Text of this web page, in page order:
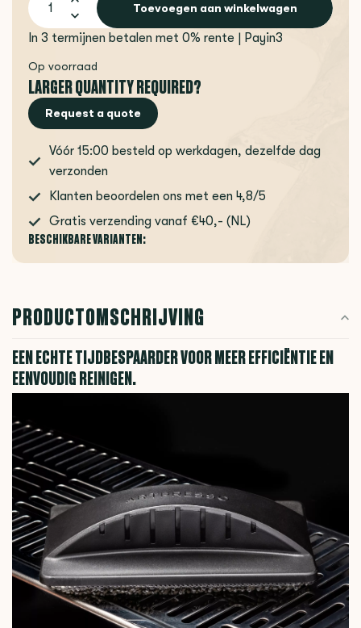
Toevoegen aan winkelwagen
In 3 termijnen betalen met 0% rente | Payin3
Op voorraad
LARGER QUANTITY REQUIRED?
Request a quote
Vóór 15:00 besteld op werkdagen, dezelfde dag
verzonden
Klanten beoordelen ons met een 4,8/5
Gratis verzending vanaf €40,- (NL)
BESCHIKBARE VARIANTEN:
PRODUCTOMSCHRIJVING
EEN ECHTE TIJDBESPAARDER VOOR MEER EFFICIËNTIE EN
EENVOUDIG REINIGEN.